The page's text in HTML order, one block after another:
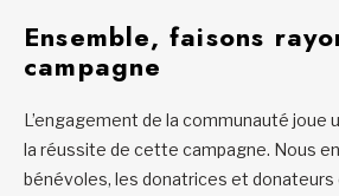
Ensemble, faisons
campagne
L’engagement de la communauté joue
la réussite de cette campagne. Nous
bénévoles, les donatrices et donateurs